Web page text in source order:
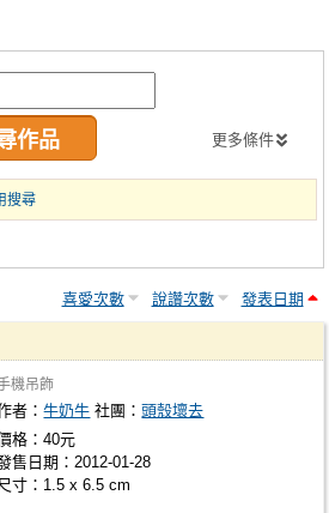
更多條件
搜尋
喜愛次數 說讚次數 發表日期
機吊飾
者：牛奶牛 社團：頭殼壞去
格：40元
售日期：2012-01-28
寸：1.5 x 6.5 cm